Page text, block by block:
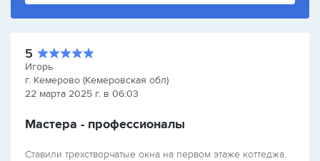
5
Игорь
г. Кемерово (Кемеровская обл)
22 марта 2025 г. в 06:03
Мастера - профессионалы
Ставили трехстворчатые окна на первом этаже коттеджа.